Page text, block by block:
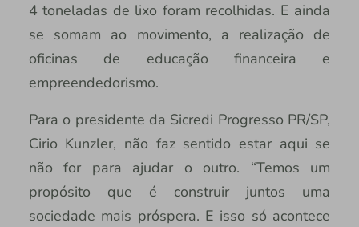
4 toneladas de lixo foram recolhidas. E ainda
se somam ao movimento, a realização de
oficinas de educação financeira e
empreendedorismo.
Para o presidente da Sicredi Progresso PR/SP,
Cirio Kunzler, não faz sentido estar aqui se
não for para ajudar o outro. “Temos um
propósito que é construir juntos uma
sociedade mais próspera. E isso só acontece